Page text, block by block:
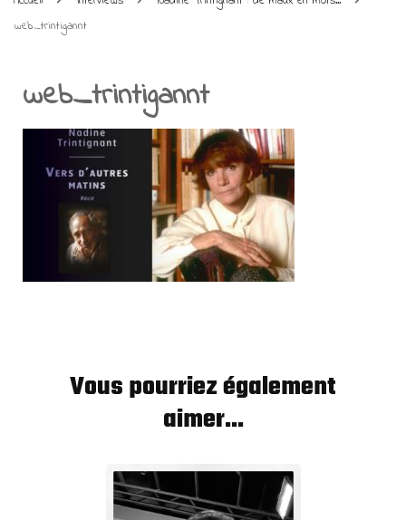
web_trintigannt
web_trintigannt
Vous pourriez également
aimer...